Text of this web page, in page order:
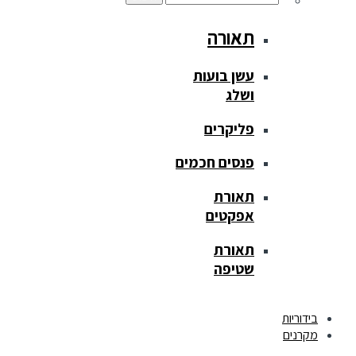
תאורה
עשן בועות
ושלג
פליקרים
פנסים חכמים
תאורת
אפקטים
תאורת
שטיפה
בידוריות
מקרנים